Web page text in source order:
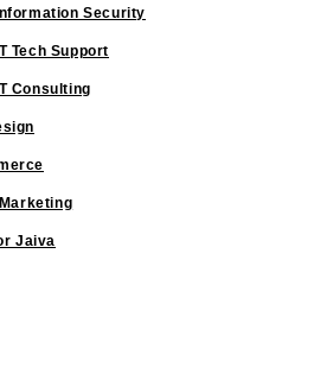
Information Security
IT Tech Support
IT Consulting
Jaiva